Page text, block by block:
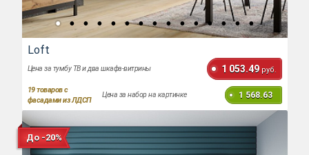
Loft
Цена за тумбу ТВ и два шкафа-витрины 1 053.49 руб.
19товаров с
фасадами из ЛДСП
Цена за набор на картинке 1 568.63
До -20%